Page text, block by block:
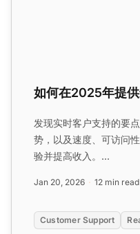
如何在2025年提
发现实时客户支持的要
势，以及速度、可访问
验并提高收入。...
Jan 20, 2026 12 min read
Customer Support